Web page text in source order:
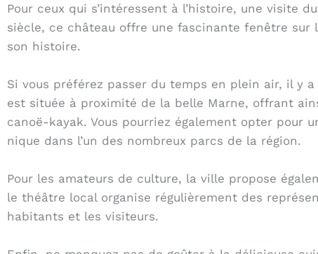
Pour ceux qui s’intéressent à l’histoire, une visite
siècle, ce château offre une fascinante fenêtre sur
son histoire.
Si vous préférez passer du temps en plein air, il y
est située à proximité de la belle Marne, offrant
canoë-kayak. Vous pourriez également opter pour
nique dans l’un des nombreux parcs de la région.
Pour les amateurs de culture, la ville propose
le théâtre local organise régulièrement des
habitants et les visiteurs.